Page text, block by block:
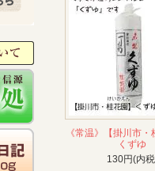
《常温》【掛川市
くずゆ
130円(内